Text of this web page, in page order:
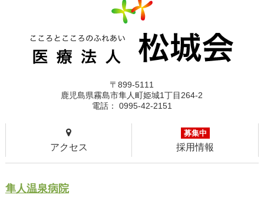
〒899-5111
鹿児島県霧島市隼人町姫城1丁目264-2
電話： 0995-42-2151
アクセス
募集中
採用情報
隼人温泉病院